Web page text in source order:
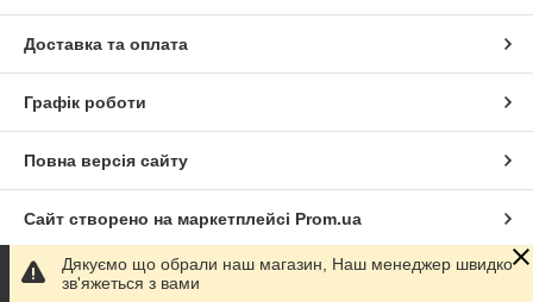
Доставка та оплата
Графік роботи
Повна версія сайту
Сайт створено на маркетплейсі Prom.ua
Політика конфіденційності
Дякуємо що обрали наш магазин, Наш менеджер швидко
зв'яжеться з вами